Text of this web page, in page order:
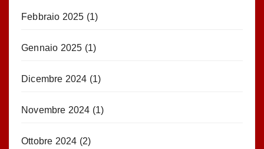
Febbraio 2025 (1)
Gennaio 2025 (1)
Dicembre 2024 (1)
Novembre 2024 (1)
Ottobre 2024 (2)